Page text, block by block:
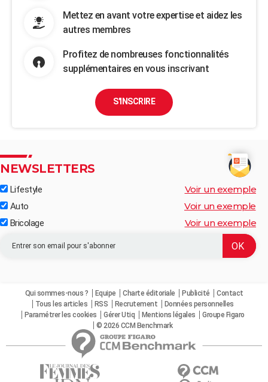
Mettez en avant votre expertise et aidez les
autres membres
Profitez de nombreuses fonctionnalités
supplémentaires en vous inscrivant
S'INSCRIRE
NEWSLETTERS
Lifestyle Voir un exemple
Auto Voir un exemple
Bricolage Voir un exemple
Qui sommes-nous ? Equipe Charte éditoriale Publicité
Contact
Tous les articles
RSS Recrutement
Données personnelles
Paramétrer les cookies
Gérer Utiq Mentions légales
Groupe Figaro
© 2026 CCM Benchmark